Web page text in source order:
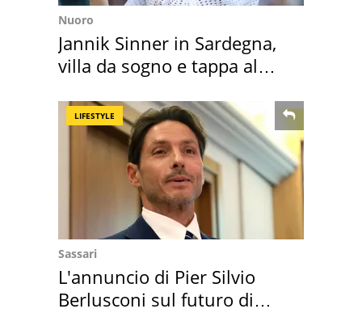
Nuoro
Jannik Sinner in Sardegna,
villa da sogno e tappa al
LIFESTYLE
Sassari
L'annuncio di Pier Silvio
Berlusconi sul futuro di